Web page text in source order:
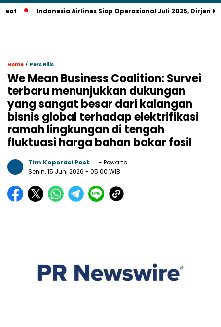
Indonesia Airlines Siap Operasional Juli 2025, Dirjen
Home / Pers Rilis
We Mean Business Coalition: Survei
terbaru menunjukkan dukungan
yang sangat besar dari kalangan
bisnis global terhadap elektrifikasi
ramah lingkungan di tengah
fluktuasi harga bahan bakar fosil
Tim Koperasi Post
- Pewarta
Senin, 15 Juni 2026 - 05:00 WIB